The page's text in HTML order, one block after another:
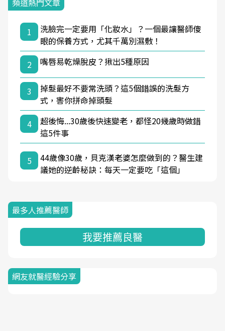
頻道熱門文章
1
洗臉完一定要用「化妝水」？一個最讓醫師傻
眼的保養方式，尤其千萬別濕敷！
2
嘴唇易乾燥脫皮？揪出5種原因
3
掉髮最好不要常洗頭？這5個錯誤的洗髮方
式，害你拼命掉頭髮
4
超後悔...30歲後快速變老，都怪20幾歲時做錯
這5件事
5
44歲像30歲，貝克漢老婆怎麼做到的？醫生建
議她的逆齡秘訣：每天一定要吃「這個」
最多人推薦醫師
我要推薦良醫
網友就醫經驗分享